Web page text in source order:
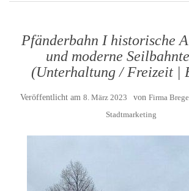
Pfänderbahn I historische
und moderne
(Unterhaltung / Freizeit |
Veröffentlicht am 8. März 2023 von Firma
Stadtmarketing